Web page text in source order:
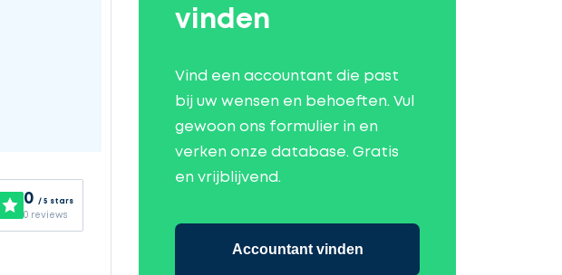
0 / 5 stars
0 reviews
vinden
Vind een accountant die past
bij uw wensen en behoeften. Vul
gewoon ons formulier in en
verken onze database. Gratis
en vrijblijvend.
Accountant vinden